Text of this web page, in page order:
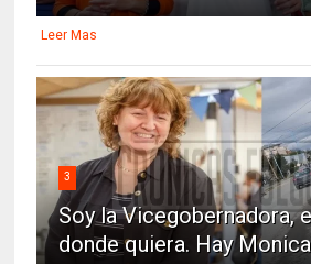
Leer Mas
3
Soy la Vicegobernadora,
donde quiera. Hay